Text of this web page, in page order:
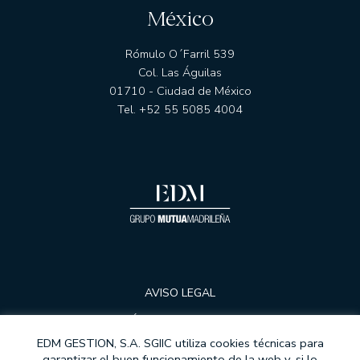
México
Rómulo O´Farril 539
Col. Las Águilas
01710 - Ciudad de México
Tel. +52 55 5085 4004
AVISO LEGAL
COOKIES
EDM GESTION, S.A. SGIIC utiliza cookies técnicas para